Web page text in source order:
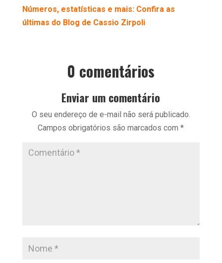
Números, estatísticas e mais: Confira as
últimas do Blog de Cassio Zirpoli
0 comentários
Enviar um comentário
O seu endereço de e-mail não será publicado.
Campos obrigatórios são marcados com*